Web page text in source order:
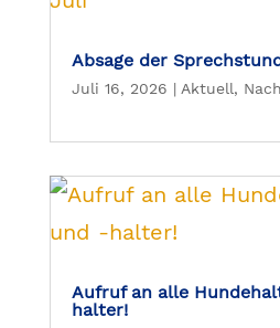
Absage der
Juli 16, 2026 | Aktuell,
Aufruf an alle
halter!